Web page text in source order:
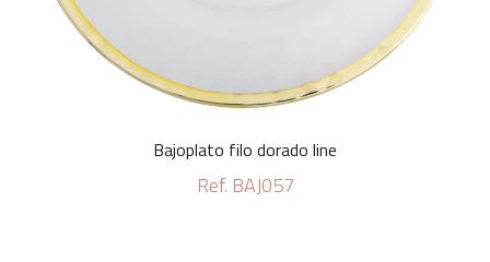
Bajoplato filo dorado line
Ref. BAJ057